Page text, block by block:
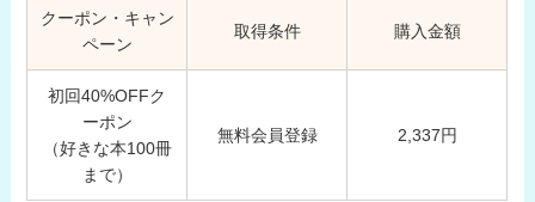
クーポン・キャン
ペーン
取得条件 購入金額
初回40%OFFク
ーポン
（好きな本100冊
まで）
無料会員登録 2,337円